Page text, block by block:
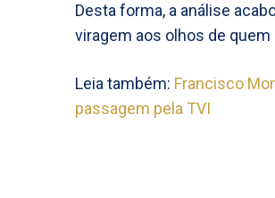
Desta forma, a análise
viragem aos olhos de
Leia também: Francisco
passagem pela TVI